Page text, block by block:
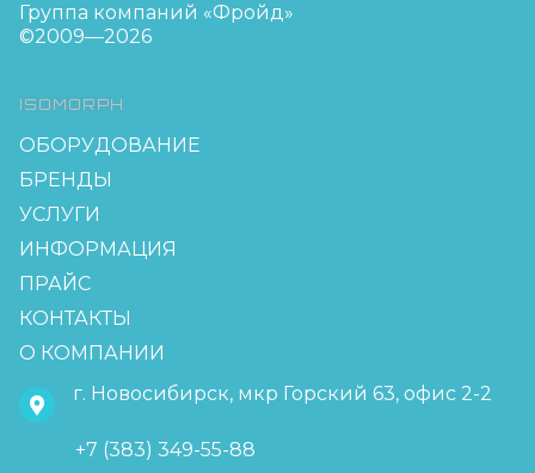
Группа компаний «Фройд»
©2009—2026
ISOMORPH
ОБОРУДОВАНИЕ
БРЕНДЫ
УСЛУГИ
ИНФОРМАЦИЯ
ПРАЙС
КОНТАКТЫ
О КОМПАНИИ
г. Новосибирск, мкр Горский 63, офис 2-2
+7 (383) 349-55-88